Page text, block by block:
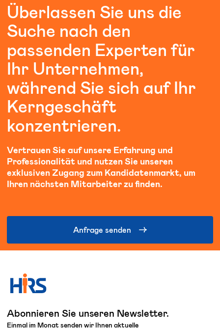
Überlassen Sie uns die
Suche nach den
passenden Experten für
Ihr Unternehmen,
während Sie sich aufIhr
Kerngeschäft
konzentrieren.
Vertrauen Sie auf unsere Erfahrung und
Professionalität und nutzen Sie unseren
exklusiven Zugang zum Kandidatenmarkt, um
Ihren nächsten Mitarbeiter zu finden.
Anfrage senden
Abonnieren Sie unseren Newsletter.
Einmal im Monat senden wir Ihnen aktuelle